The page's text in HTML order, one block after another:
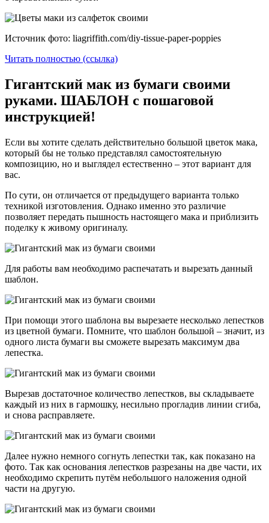
Источник фото: liagriffith.com/diy-tissue-paper-poppies
Читать полностью (ссылка)
Гигантский мак из бумаги своими
руками. ШАБЛОН с пошаговой
инструкцией!
Если вы хотите сделать действительно большой цветок мака,
который бы не только представлял самостоятельную
композицию, но и выглядел естественно – этот вариант для
вас.
По сути, он отличается от предыдущего варианта только
техникой изготовления. Однако именно это различие
позволяет передать пышность настоящего мака и приблизить
поделку к живому оригиналу.
Для работы вам необходимо распечатать и вырезать данный
шаблон.
При помощи этого шаблона вы вырезаете несколько лепестков
из цветной бумаги. Помните, что шаблон большой – значит, из
одного листа бумаги вы сможете вырезать максимум два
лепестка.
Вырезав достаточное количество лепестков, вы складываете
каждый из них в гармошку, несильно прогладив линии сгиба,
и снова расправляете.
Далее нужно немного согнуть лепестки так, как показано на
фото. Так как основания лепестков разрезаны на две части, их
необходимо скрепить путём небольшого наложения одной
части на другую.